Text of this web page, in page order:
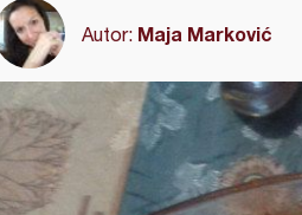
Autor: Maja Marković